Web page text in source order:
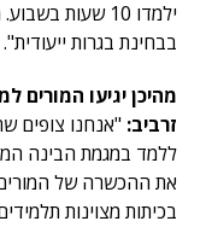
בבחינת בגרות ייעודית".
מהיכן יגיעו המורים
זרביב: "אנחנו צופים
ללמד במגמת הבינה
את ההכשרה של
בכיתות מצוינות